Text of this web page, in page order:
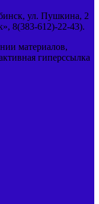
ул. Пушкина, 2
8(383-612)-22-43).
материалов,
гиперссылка